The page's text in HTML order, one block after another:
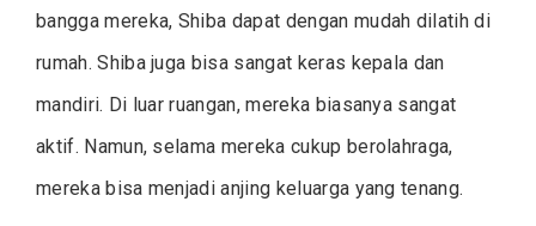
bangga mereka, Shiba dapat dengan mudah dilatih di
rumah. Shiba juga bisa sangat keras kepala dan
mandiri. Di luar ruangan, mereka biasanya sangat
aktif. Namun, selama mereka cukup berolahraga,
mereka bisa menjadi anjing keluarga yang tenang.